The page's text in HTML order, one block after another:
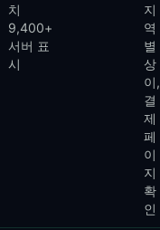
치
9,400+
서버 표
시
지
역
별
상
이,
결
제
페
이
지
확
인